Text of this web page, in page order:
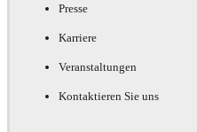
Presse
Karriere
Veranstaltungen
Kontaktieren Sie uns